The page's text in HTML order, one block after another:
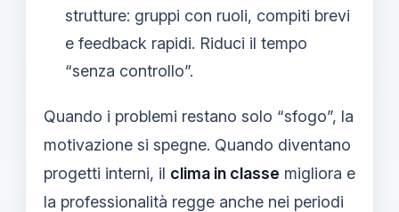
strutture: gruppi con ruoli, compiti brevi
e feedback rapidi. Riduci il tempo
“senza controllo”.
Quando i problemi restano solo “sfogo”, la
motivazione si spegne. Quando diventano
progetti interni, il clima in classe migliora e
la professionalità regge anche nei periodi